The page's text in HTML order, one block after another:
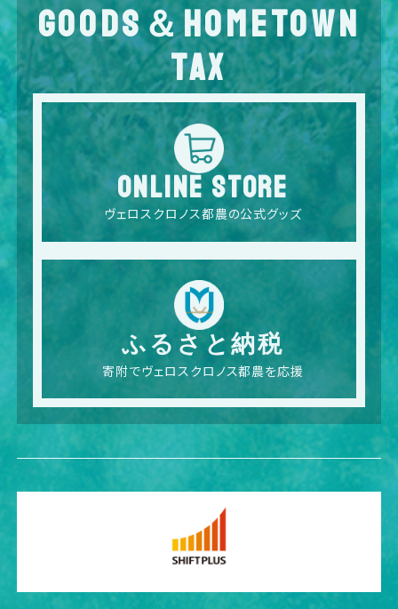
GOODS＆HOMETOWN
TAX
ONLINE STORE
ヴェロスクロノス都農の公式グッズ
ふるさと納税
寄附でヴェロスクロノス都農を応援